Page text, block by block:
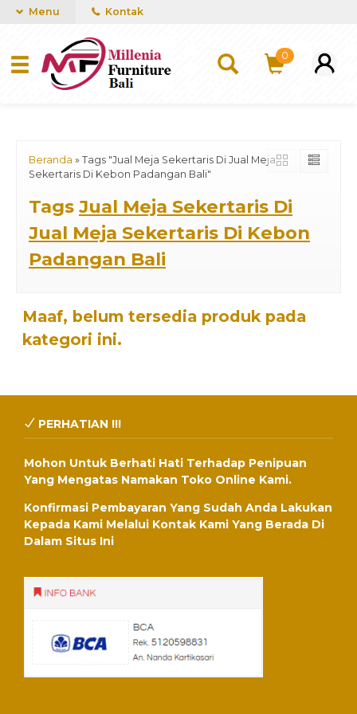
mUCn7CwGawCVTvwq7a99f4AgACOVgZvYEW65FFSDBf0
Menu Kontak
0
Beranda » Tags "Jual Meja Sekertaris Di Jual Meja
Sekertaris Di Kebon Padangan Bali"
Tags Jual Meja Sekertaris Di
Jual Meja Sekertaris Di Kebon
Padangan Bali
Maaf, belum tersedia produk pada
kategori ini.
PERHATIAN !!!
Mohon Untuk Berhati Hati Terhadap Penipuan
Yang Mengatas Namakan Toko Online Kami.
Konfirmasi Pembayaran Yang Sudah Anda Lakukan
Kepada Kami Melalui Kontak Kami Yang Berada Di
Dalam Situs Ini